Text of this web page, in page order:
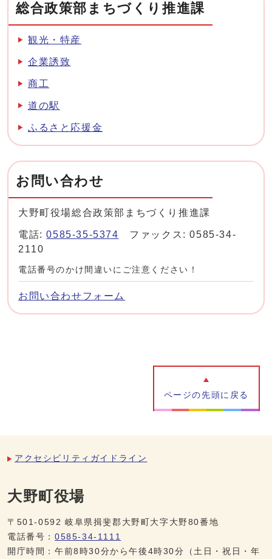
総合政策部まちづくり推進課
観光・特産
企業誘致
商工
道の駅
ふるさと応援金
お問い合わせ
大野町役場総合政策部まちづくり推進課
電話:0585-35-5374 ファックス: 0585-34-
2110
電話番号のかけ間違いにご注意ください！
お問い合わせフォーム
ページの先頭に戻る
アクセシビリティガイドライン
大野町役場
〒501-0592 岐阜県揖斐郡大野町大字大野80番地
電話番号： 0585-34-1111
開庁時間：午前8時30分から午後4時30分（土日・祝日・年